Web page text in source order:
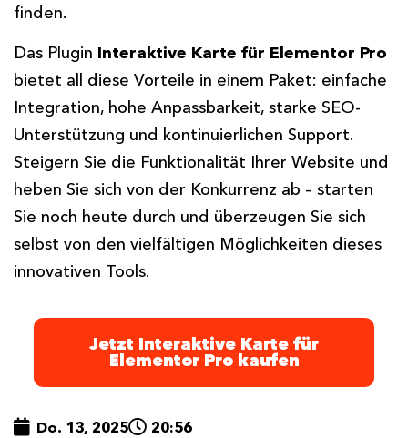
finden.
Das Plugin Interaktive Karte für Elementor Pro
bietet all diese Vorteile in einem Paket: einfache
Integration, hohe Anpassbarkeit, starke SEO-
Unterstützung und kontinuierlichen Support.
Steigern Sie die Funktionalität Ihrer Website und
heben Sie sich von der Konkurrenz ab – starten
Sie noch heute durch und überzeugen Sie sich
selbst von den vielfältigen Möglichkeiten dieses
innovativen Tools.
Jetzt Interaktive Karte für
Elementor Pro kaufen
Do. 13, 2025 20:56